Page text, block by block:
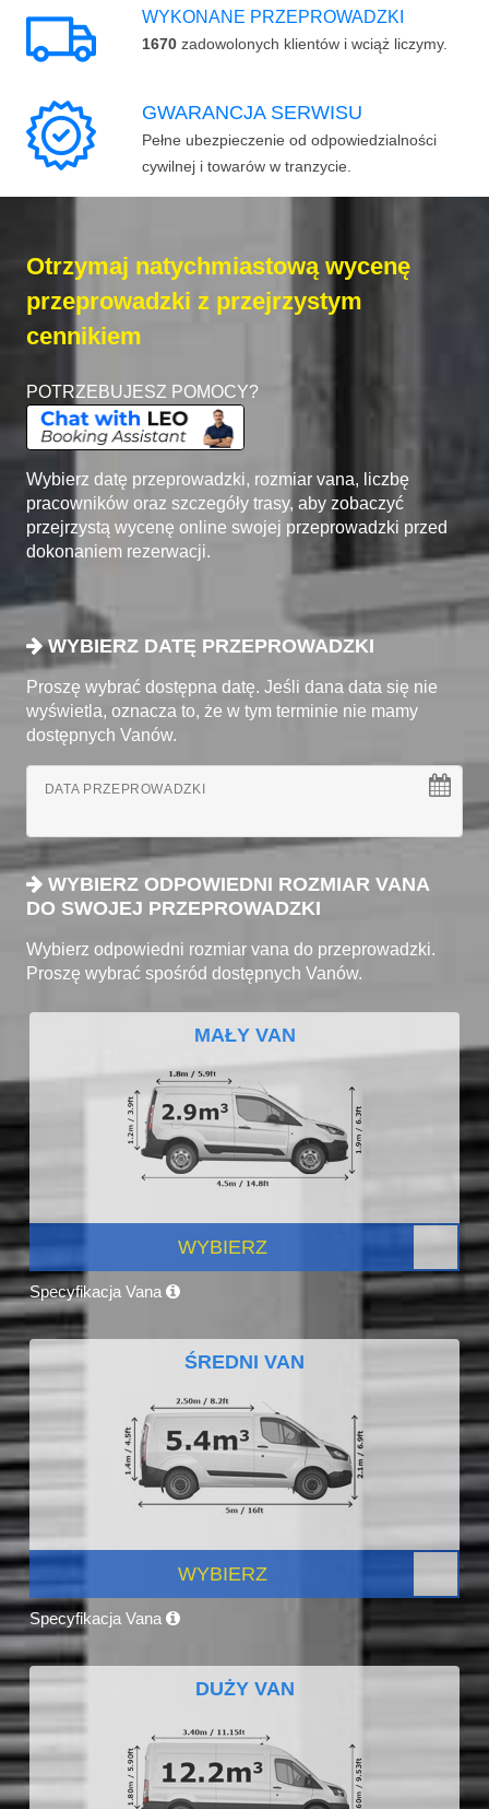
WYKONANE PRZEPROWADZKI
1670 zadowolonych klientów i wciąż liczymy.
GWARANCJA SERWISU
Pełne ubezpieczenie od odpowiedzialności
cywilnej i towarów w tranzycie.
Otrzymaj natychmiastową wycenę
przeprowadzki z przejrzystym
cennikiem
POTRZEBUJESZ POMOCY?
Wybierz datę przeprowadzki, rozmiar vana, liczbę
pracowników oraz szczegóły trasy, aby zobaczyć
przejrzystą wycenę online swojej przeprowadzki przed
dokonaniem rezerwacji.
WYBIERZ DATĘ PRZEPROWADZKI
Proszę wybrać dostępna datę. Jeśli dana data się nie
wyświetla, oznacza to, że w tym terminie nie mamy
dostępnych Vanów.
DATA PRZEPROWADZKI
WYBIERZ ODPOWIEDNI ROZMIAR VANA
DO SWOJEJ PRZEPROWADZKI
Wybierz odpowiedni rozmiar vana do przeprowadzki.
Proszę wybrać spośród dostępnych Vanów.
MAŁY VAN
WYBIERZ
Specyfikacja Vana
ŚREDNI VAN
WYBIERZ
Specyfikacja Vana
DUŻY VAN